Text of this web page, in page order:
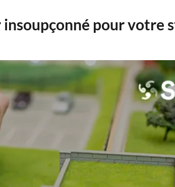
pour votre